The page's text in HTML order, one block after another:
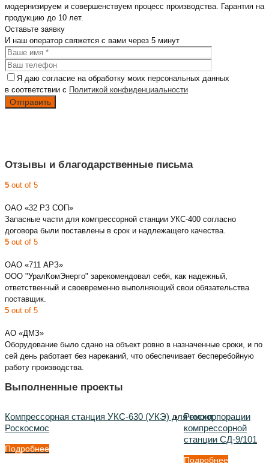
модернизируем и совершенствуем процесс производства. Гарантия на
продукцию до 10 лет.
Оставьте заявку
И наш оператор свяжется с вами через 5 минут
Я даю согласие на обработку моих персональных данных
в соответствии с Политикой конфиденциальности
Отзывы и благодарственные письма
5 out of 5
ОАО «32 РЗ СОП»
Запасные части для компрессорной станции УКС-400 согласно
договора были поставлены в срок и надлежащего качества.
5 out of 5
ОАО «711 АРЗ»
ООО "УралКомЭнерго" зарекомендовал себя, как надежный,
ответственный и своевременно выполняющий свои обязательства
поставщик.
5 out of 5
АО «ДМЗ»
Оборудование было сдано на объект ровно в назначенные сроки, и по
сей день работает без нареканий, что обеспечивает бесперебойную
работу производства.
Выполненные проекты
Компрессорная станция УКС-630 (УКЭ) для госкорпорации
Роскосмос
Подробнее
Ремонт
компрессорной
станции СД-9/101
Подробнее